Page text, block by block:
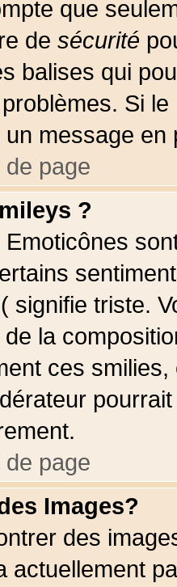
que
de sécurité
balises qui
Si
message
page
?
signifie triste.
la
ces
page
Images?
des
actuellement